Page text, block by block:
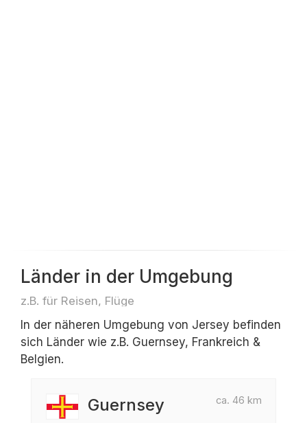
Länder in der Umgebung
z.B. für Reisen, Flüge
In der näheren Umgebung von Jersey befinden
sich Länder wie z.B. Guernsey, Frankreich &
Belgien.
ca. 46 km
Guernsey